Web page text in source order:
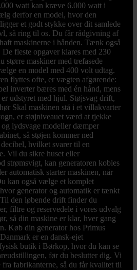
watt kan kræve 6.000 watt i
derfor en model, hvor den
et godt stykke over dit samlede
så ring til os. Du får rådgivning af
maskinerne i hånden. Tænk også
fleste opgaver klares med 230
større maskiner med trefasede
en model med 400 volt udtag.
flyttes ofte, er vægten afgørende:
inverter bæres med én hånd, mens
udstyret med hjul. Støjsvag drift,
Skal maskinen stå i et villakvarter
er støjniveauet værd at tjekke
lydsvage modeller dæmper
så støjen kommer ned
hvilket svarer til en
Vil du sikre huset eller
strømsvigt, kan generatoren kobles
automatisk starter maskinen, når
kan også vælge et komplet
generator og automatik er tænkt
den løbende drift finder du
filtre og reservedele i vores udvalg
så din maskine er klar, hver gang
Køb din generator hos Primus
er en dansk-ejet
butik i Børkop, hvor du kan se
før du beslutter dig. Vi
fra fabrikanterne, så du får kvalitet til